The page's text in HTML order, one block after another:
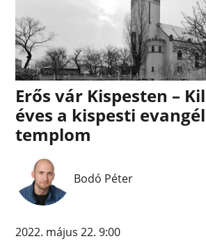
Erős vár Kispesten –
éves a kispesti
templom
Bodó Péter
2022. május 22. 9:00